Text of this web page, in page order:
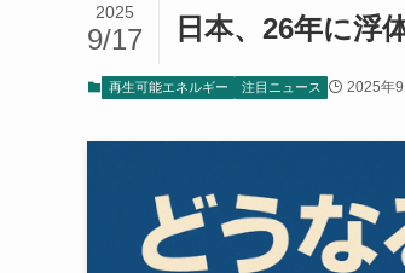
日本、26年に浮
2025
9/17
再生可能エネルギー 注目ニュース 2025年9